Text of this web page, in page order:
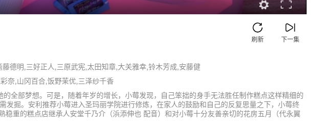
下一集
刷新
德明,三好正人,三原武宪,太田知章,大关雅幸,铃木芳成,安藤健
奈,山冈百合,饭野茉优,三泽纱千香
全部梦想。可是，随着年岁的增长，小莓发现，自己笨拙的身手无法胜任制作糕点这样精细的
掘。安利推荐小莓进入圣玛丽学院进行修炼，在家人的鼓励和自己的反复思量之下，小莓终
重的糕点店继承人安堂千乃介（浜添伸也 配音）和对小莓十分友善亲切的花房五月（代永翼